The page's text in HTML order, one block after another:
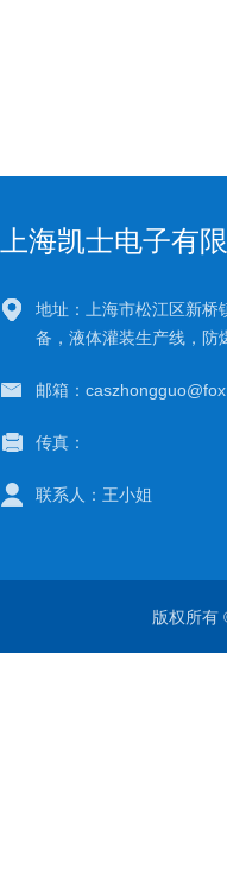
上海凯士电子有
地址：上海市松江区新桥
备，液体灌装生产线，防
邮箱：
传真：
联系人：王小姐
版权所